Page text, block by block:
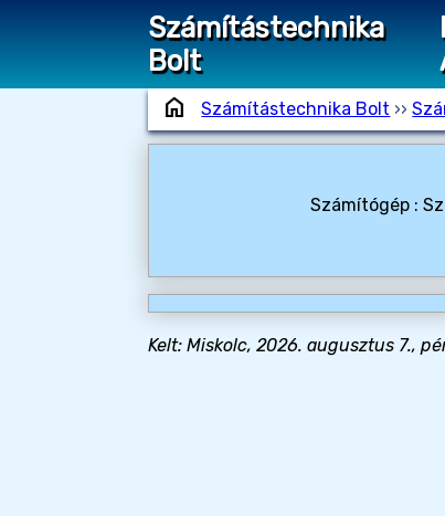
Számítástechnika
Bolt
home Számítástechnika Bolt ››
Számítógép :
Kelt: Miskolc, 2026. augusztus 7.,